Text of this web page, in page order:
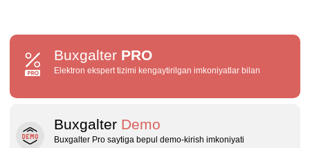
Buxgalter PRO
Elektron ekspert tizimi kengaytirilgan imkoniyatlar bilan
Buxgalter Demo
Buxgalter Pro saytiga bepul demo‑kirish imkoniyati